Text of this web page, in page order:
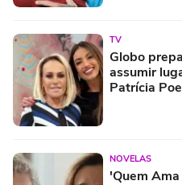
TV
Globo
assumir
Patrícia
NOVELAS
'Quem